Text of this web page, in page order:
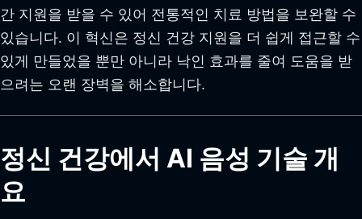
간 지원을 받을 수 있어 전통적인 치료 방법을 보완할 수
있습니다. 이 혁신은 정신 건강 지원을 더 쉽게 접근할 수
있게 만들었을 뿐만 아니라 낙인 효과를 줄여 도움을 받
으려는 오랜 장벽을 해소합니다.
정신 건강에서 AI 음성 기술 개
요